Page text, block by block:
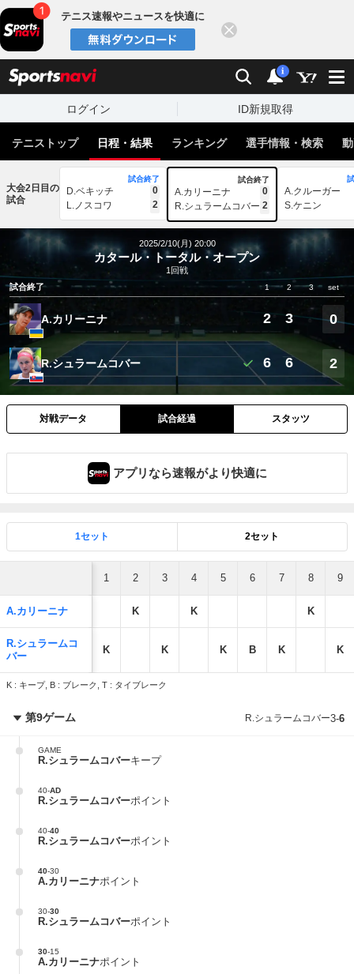
テニス速報やニュースを快適に
検索 通知
i
ログイン ID新規取得
テニストップ 日程・結果 ランキング 選手情報・検索
大会2日目の
試合
試合終了
D.ベキッチ
0
L.ノスコワ
2
試合終了
A.カリーニナ
0
R.シュラームコバー 2
A.クルーガー
S.ケニン
2025/2/10(月) 20:00
カタール・トータル・オープン
1回戦
試合終了
1 2 3 set
A.カリーニナ 2 3 0
R.シュラームコバー 6 6 2
対戦データ 試合経過 スタッツ
アプリなら速報がより快適に
1セット 2セット
1 2 3 4 5 6 7 8 9
A.カリーニナ K K K
R.シュラームコ
バー
K K K B K K
K : キープ, B : ブレーク, T : タイブレーク
第9ゲーム R.シュラームコバー3-6
GAME
R.シュラームコバーキープ
40-AD
R.シュラームコバーポイント
40-40
R.シュラームコバーポイント
40-30
A.カリーニナポイント
30-30
R.シュラームコバーポイント
30-15
A.カリーニナポイント